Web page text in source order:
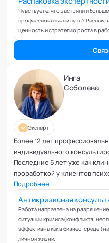
Организация и
Оргконсультирование
Осознанность
Отношения в паре
Отношения с
Пищевое поведение
Планирование и
Поведенческий анализ
Подготовка и обучение
Половое воспитание
Презентация и
Проблемы с партнером
Прогнозирование
Профориентация и
Психологические
Чувствуете, что застряли и
профессиональный путь?
ценность и стратегию роста в
Инга
Соболева
Эксперт
Более 12 лет
индивидуального
Последние 5 лет уже как
проработкой у клиентов
депрессивных симптомов,
здоровье и обрести душевное
Подробнее
Антикризисная
Работа направлена на
ситуации кризиса(конфликта,
эффективна как в бизнес-среде
личной жизни.